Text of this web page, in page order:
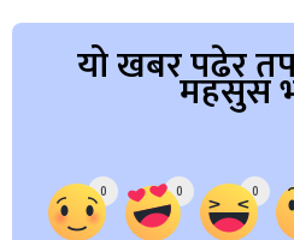
यो खबर पढेर
महसुस
0 0 0